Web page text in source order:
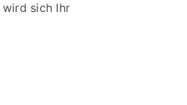
sich Ihr